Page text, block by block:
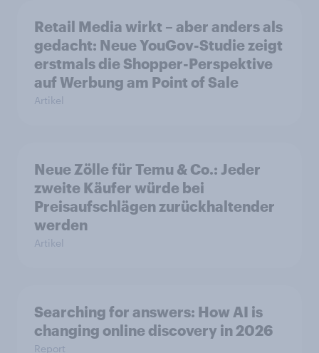
Retail Media wirkt – aber anders als
gedacht: Neue YouGov-Studie zeigt
erstmals die Shopper-Perspektive
auf Werbung am Point of Sale
Artikel
Neue Zölle für Temu & Co.: Jeder
zweite Käufer würde bei
Preisaufschlägen zurückhaltender
werden
Artikel
Searching for answers: How AI is
changing online discovery in 2026
Report